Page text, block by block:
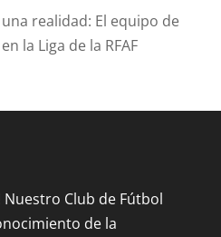
realidad: El equipo de
la Liga de la RFAF
Nuestro Club de Fútbol
de la